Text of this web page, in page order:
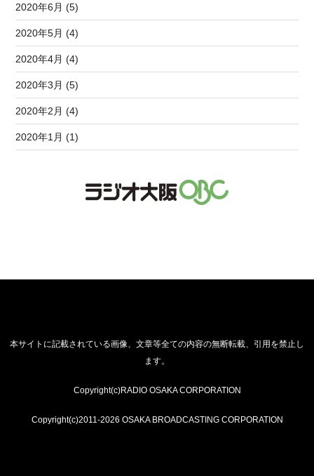
2020年6月 (5)
2020年5月 (4)
2020年4月 (4)
2020年3月 (5)
2020年2月 (4)
2020年1月 (1)
本サイトに記載されている画像、文章等全ての内容の無断転載、引用を禁止し
ます。
Copyright(c)RADIO OSAKA CORPORATION
Copyright(c)2011-2026 OSAKA BROADCASTING CORPORATION